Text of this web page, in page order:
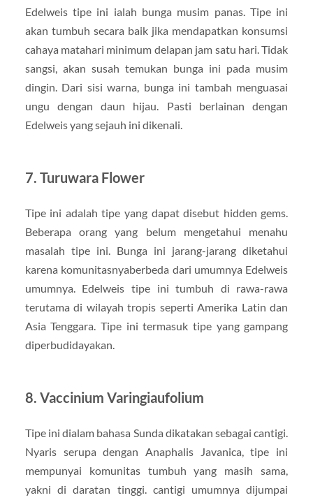
Edelweis tipe ini ialah bunga musim panas. Tipe ini
akan tumbuh secara baik jika mendapatkan konsumsi
cahaya matahari minimum delapan jam satu hari. Tidak
sangsi, akan susah temukan bunga ini pada musim
dingin. Dari sisi warna, bunga ini tambah menguasai
ungu dengan daun hijau. Pasti berlainan dengan
Edelweis yang sejauh ini dikenali.
7. Turuwara Flower
Tipe ini adalah tipe yang dapat disebut hidden gems.
Beberapa orang yang belum mengetahui menahu
masalah tipe ini. Bunga ini jarang-jarang diketahui
karena komunitasnyaberbeda dari umumnya Edelweis
umumnya. Edelweis tipe ini tumbuh di rawa-rawa
terutama di wilayah tropis seperti Amerika Latin dan
Asia Tenggara. Tipe ini termasuk tipe yang gampang
diperbudidayakan.
8. Vaccinium Varingiaufolium
Tipe ini dialam bahasa Sunda dikatakan sebagai cantigi.
Nyaris serupa dengan Anaphalis Javanica, tipe ini
mempunyai komunitas tumbuh yang masih sama,
yakni di daratan tinggi. cantigi umumnya dijumpai